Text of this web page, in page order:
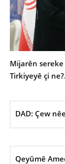
Mijarên
Tirkiyeyê çi
DAD: Çew
Qeyûmê